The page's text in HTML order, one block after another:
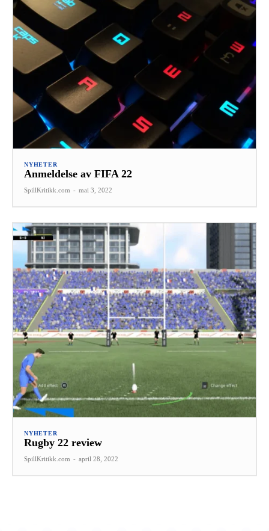
NYHETER
Anmeldelse av FIFA 22
SpillKritikk.com - mai 3, 2022
NYHETER
Rugby 22 review
SpillKritikk.com - april 28, 2022